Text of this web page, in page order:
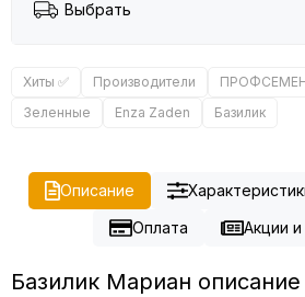
Выбрать
Хиты ✅ Производители
Зеленные
Enza Zaden Базилик
Описание
Оплата
Акции и
Базилик Мариан описание